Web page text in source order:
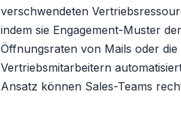
verschwendeten
indem sie Engagement-Muster
Öffnungsraten von Mails oder
Vertriebsmitarbeitern
Ansatz können Sales-Teams